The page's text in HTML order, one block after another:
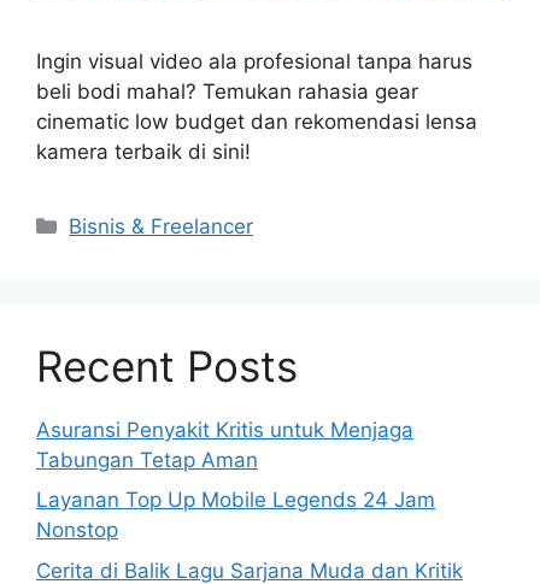
Ingin visual video ala profesional tanpa harus
beli bodi mahal? Temukan rahasia gear
cinematic low budget dan rekomendasi lensa
kamera terbaik di sini!
Kategori
Bisnis & Freelancer
Recent Posts
Asuransi Penyakit Kritis untuk Menjaga
Tabungan Tetap Aman
Layanan Top Up Mobile Legends 24 Jam
Nonstop
Cerita di Balik Lagu Sarjana Muda dan Kritik